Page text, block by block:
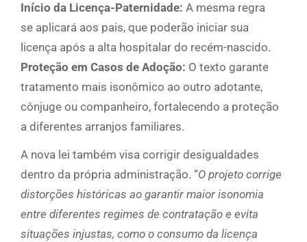
Início da Licença-Paternidade: A mesma regra
se aplicará aos pais, que poderão iniciar sua
licença após a alta hospitalar do recém-nascido.
Proteção em Casos de Adoção: O texto garante
tratamento mais isonômico ao outro adotante,
cônjuge ou companheiro, fortalecendo a proteção
a diferentes arranjos familiares.
A nova lei também visa corrigir desigualdades
dentro da própria administração. “O projeto corrige
distorções históricas ao garantir maior isonomia
entre diferentes regimes de contratação e evita
situações injustas, como o consumo da licença